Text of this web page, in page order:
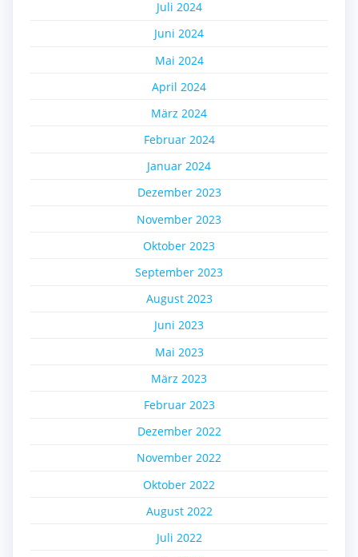
Juli 2024
Juni 2024
Mai 2024
April 2024
März 2024
Februar 2024
Januar 2024
Dezember 2023
November 2023
Oktober 2023
September 2023
August 2023
Juni 2023
Mai 2023
März 2023
Februar 2023
Dezember 2022
November 2022
Oktober 2022
August 2022
Juli 2022